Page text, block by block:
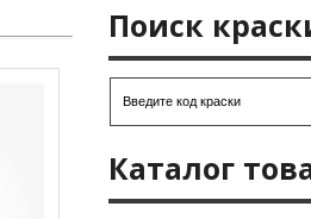
Поиск
Каталог